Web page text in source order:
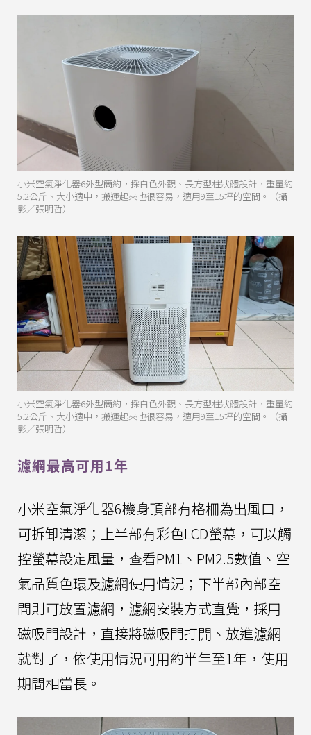
小米空氣淨化器6外型簡約，採白色外觀、長方型柱狀體設計，重量約
5.2公斤、大小適中，搬運起來也很容易，適用9至15坪的空間。（攝
影／張明哲）
小米空氣淨化器6外型簡約，採白色外觀、長方型柱狀體設計，重量約
5.2公斤、大小適中，搬運起來也很容易，適用9至15坪的空間。（攝
影／張明哲）
濾網最高可用1年
小米空氣淨化器6機身頂部有格柵為出風口，
可拆卸清潔；上半部有彩色LCD螢幕，可以觸
控螢幕設定風量，查看PM1、PM2.5數值、空
氣品質色環及濾網使用情況；下半部內部空
間則可放置濾網，濾網安裝方式直覺，採用
磁吸門設計，直接將磁吸門打開、放進濾網
就對了，依使用情況可用約半年至1年，使用
期間相當長。